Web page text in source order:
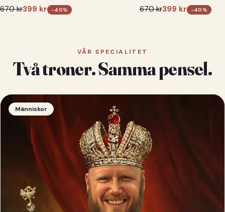
670kr399 kr -40% 670kr399 kr -40 %
VÅR SPECIALITET
Två troner. Samma pensel.
Människor